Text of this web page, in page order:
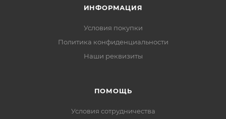
ИНФОРМАЦИЯ
Условия покупки
Политика конфиденциальности
Наши реквизиты
ПОМОЩЬ
Условия сотрудничества